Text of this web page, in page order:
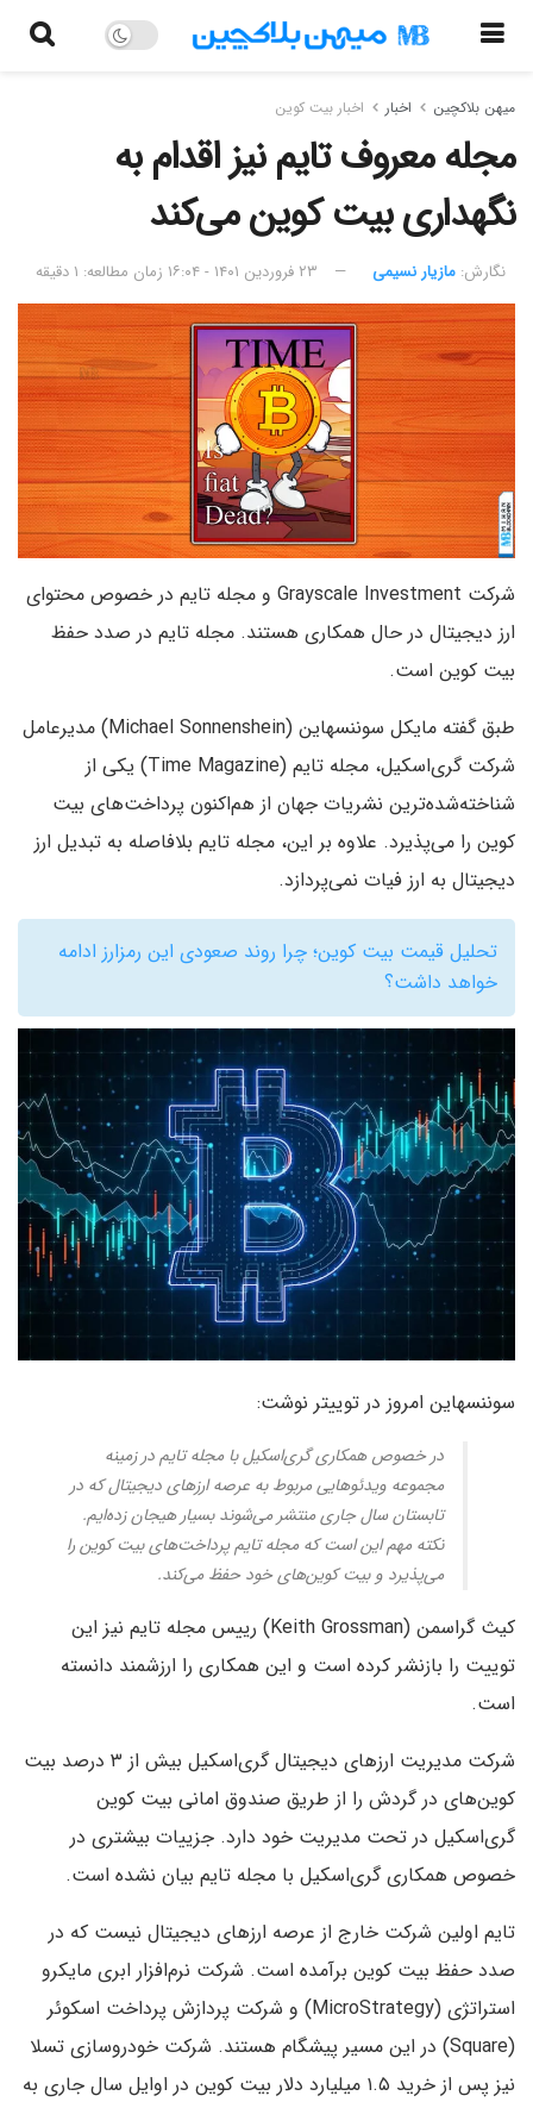
میهن بلاکچین اخبار اخبار بیت کوین
مجله معروف تایم نیز اقدام به
نگهداری بیت کوین می‌کند
نگارش:‌ مازیار نسیمی ۲۳ فروردین ۱۴۰۱ - ۱۶:۰۴ زمان مطالعه: ۱ دقیقه
شرکت Grayscale Investment و مجله تایم در خصوص محتوای
ارز دیجیتال در حال همکاری هستند. مجله تایم در صدد حفظ
بیت کوین است.
طبق گفته مایکل سوننسهاین (Michael Sonnenshein) مدیرعامل
شرکت گری‌اسکیل، مجله تایم (Time Magazine) یکی از
شناخته‌شده‌ترین نشریات جهان از هم‌اکنون پرداخت‌های بیت
کوین را می‌پذیرد. علاوه بر این، مجله تا‌یم بلافاصله به تبدیل ارز
دیجیتال به ارز فیات نمی‌پردازد.
تحلیل قیمت بیت کوین؛ چرا روند صعودی این رمزارز ادامه
خواهد داشت؟
سوننسهاین امروز در توییتر نوشت:
در خصوص همکاری گری‌اسکیل با مجله تایم در زمینه
مجموعه ویدئوهایی مربوط به عرصه ارزهای دیجیتال که در
تابستان سال جاری منتشر می‌شوند بسیار هیجان زده‌ایم.
نکته مهم این است که مجله تا‌یم پرداخت‌های بیت کوین را
می‌پذیرد و بیت کوین‌های خود حفظ می‌کند.
کیث گراسمن (Keith Grossman) رییس مجله تا‌یم نیز این
توییت را بازنشر کرده است و این همکاری را ارزشمند دانسته
است.
شرکت مدیریت ارزهای دیجیتال گری‌اسکیل بیش از ۳ درصد بیت
کوین‌های در گردش را از طریق صندوق امانی بیت کوین
گری‌اسکیل در تحت مدیریت خود دارد. جزییات بیشتری در
خصوص همکاری گری‌اسکیل با مجله تایم بیان نشده است.
تایم اولین شرکت خارج از عرصه ارزهای دیجیتال نیست که در
صدد حفظ بیت کوین برآمده است. شرکت نرم‌افزار ابری مایکرو
استراتژی (MicroStrategy) و شرکت پردازش پرداخت‌ اسکوئر
(Square) در این مسیر پیشگام هستند. شرکت خودروسازی تسلا
نیز پس از خرید ۱.۵ میلیارد دلار بیت کوین در اوایل سال جاری به